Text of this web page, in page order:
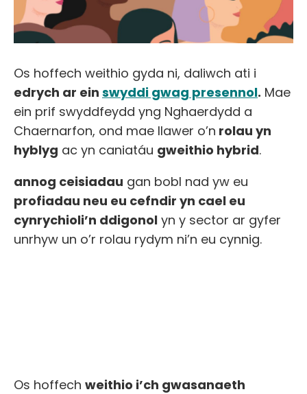
Os hoffech weithio gyda ni, daliwch ati i
edrych ar ein swyddi gwag presennol. Mae
ein prif swyddfeydd yng Nghaerdydd a
Chaernarfon, ond mae llawer o’n rolau yn
hyblyg ac yn caniatáu gweithio hybrid.
annog ceisiadau gan bobl nad yw eu
profiadau neu eu cefndir yn cael eu
cynrychioli’n ddigonol yn y sector ar gyfer
unrhyw un o’r rolau rydym ni’n eu cynnig.
Os hoffech weithio i’ch gwasanaeth